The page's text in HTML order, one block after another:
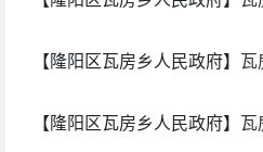
【隆阳区瓦房乡人民政府】 瓦
【隆阳区瓦房乡人民政府】 瓦